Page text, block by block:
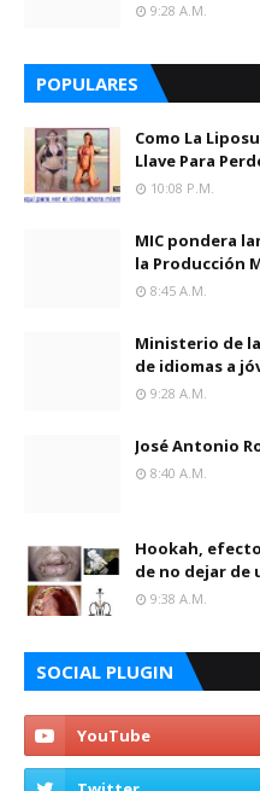
9:28 A.m.
POPULARES
Como La
Llave Para
10:08 P.m.
MIC pondera
la Producción
8:45 A.m.
Ministerio de
de idiomas a
9:28 A.m.
José Antonio
8:40 A.m.
Hookah,
de no dejar de
9:38 A.m.
SOCIAL PLUGIN